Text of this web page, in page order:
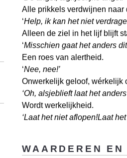
Alle prikkels verdwijnen naar
‘Help, ik kan het niet
Alleen de ziel in het lijf blijft
‘Misschien gaat het anders dit
Een roes van alertheid.
‘Nee, nee!’
Onwerkelijk geloof, wérkelijk
‘Oh, alsjeblieft laat het
Wordt werkelijkheid.
‘Laat het niet aflopen!Laat
WAARDEREN EN